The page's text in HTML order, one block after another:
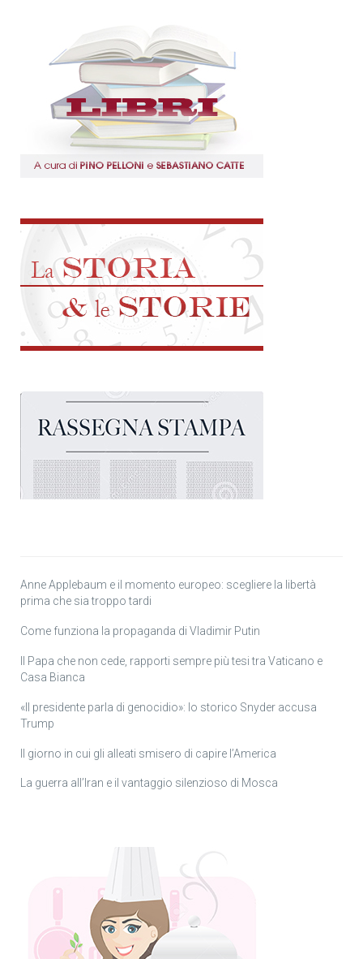
Anne Applebaum e il momento europeo: scegliere la libertà
prima che sia troppo tardi
Come funziona la propaganda di Vladimir Putin
Il Papa che non cede, rapporti sempre più tesi tra Vaticano e
Casa Bianca
«Il presidente parla di genocidio»: lo storico Snyder accusa
Trump
Il giorno in cui gli alleati smisero di capire l’America
La guerra all’Iran e il vantaggio silenzioso di Mosca